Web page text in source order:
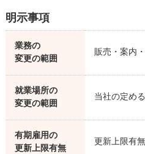
明示事項
業務の
変更の範囲
販売・案内
就業場所の
変更の範囲
当社の定め
有期雇用の
更新上限有無
更新上限有